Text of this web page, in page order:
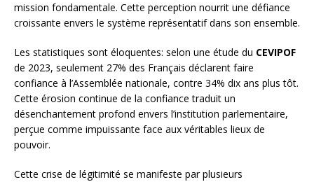
mission fondamentale. Cette perception nourrit une défiance
croissante envers le système représentatif dans son ensemble.
Les statistiques sont éloquentes: selon une étude du CEVIPOF
de 2023, seulement 27% des Français déclarent faire
confiance à l’Assemblée nationale, contre 34% dix ans plus tôt.
Cette érosion continue de la confiance traduit un
désenchantement profond envers l’institution parlementaire,
perçue comme impuissante face aux véritables lieux de
pouvoir.
Cette crise de légitimité se manifeste par plusieurs